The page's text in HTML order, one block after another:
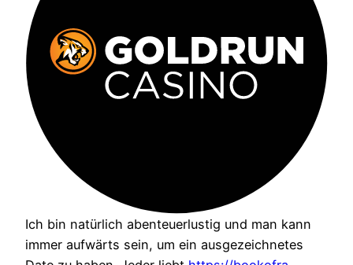
Ich bin natürlich abenteuerlustig und man kann
immer aufwärts sein, um ein ausgezeichnetes